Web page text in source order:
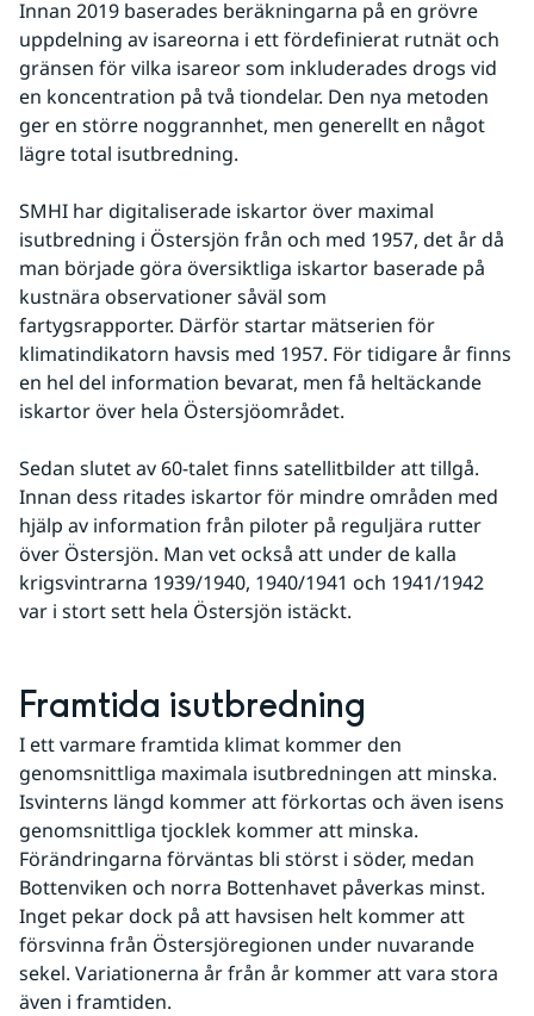
Innan 2019 baserades beräkningarna på en grövre
uppdelning av isareorna i ett fördefinierat rutnät och
gränsen för vilka isareor som inkluderades drogs vid
en koncentration på två tiondelar. Den nya metoden
ger en större noggrannhet, men generellt en något
lägre total isutbredning.
SMHI har digitaliserade iskartor över maximal
isutbredning i Östersjön från och med 1957, det år då
man började göra översiktliga iskartor baserade på
kustnära observationer såväl som
fartygsrapporter. Därför startar mätserien för
klimatindikatorn havsis med 1957. För tidigare år finns
en hel del information bevarat, men få heltäckande
iskartor över hela Östersjöområdet.
Sedan slutet av 60-talet finns satellitbilder att tillgå.
Innan dess ritades iskartor för mindre områden med
hjälp av information från piloter på reguljära rutter
över Östersjön. Man vet också att under de kalla
krigsvintrarna 1939/1940, 1940/1941 och 1941/1942
var i stort sett hela Östersjön istäckt.
Framtida isutbredning
I ett varmare framtida klimat kommer den
genomsnittliga maximala isutbredningen att minska.
Isvinterns längd kommer att förkortas och även isens
genomsnittliga tjocklek kommer att minska.
Förändringarna förväntas bli störst i söder, medan
Bottenviken och norra Bottenhavet påverkas minst.
Inget pekar dock på att havsisen helt kommer att
försvinna från Östersjöregionen under nuvarande
sekel. Variationerna år från år kommer att vara stora
även i framtiden.